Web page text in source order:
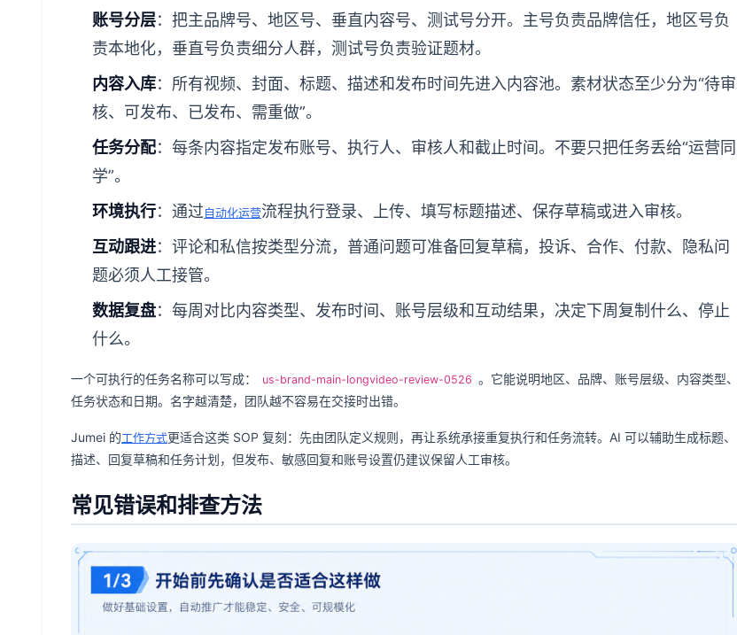
账号分层：把主品牌号、地区号、垂直内容号、测试号分开。主号负责品牌信任，地区号负
责本地化，垂直号负责细分人群，测试号负责验证题材。
内容入库：所有视频、封面、标题、描述和发布时间先进入内容池。素材状态至少分为“待审
核、可发布、已发布、需重做”。
任务分配：每条内容指定发布账号、执行人、审核人和截止时间。不要只把任务丢给“运营同
学”。
环境执行：通过自动化运营流程执行登录、上传、填写标题描述、保存草稿或进入审核。
互动跟进：评论和私信按类型分流，普通问题可准备回复草稿，投诉、合作、付款、隐私问
题必须人工接管。
数据复盘：每周对比内容类型、发布时间、账号层级和互动结果，决定下周复制什么、停止
什么。
一个可执行的任务名称可以写成： us-brand-main-longvideo-review-0526 。它能说明地区、品牌、账号层级、内容类型、
任务状态和日期。名字越清楚，团队越不容易在交接时出错。
Jumei 的工作方式更适合这类 SOP 复刻：先由团队定义规则，再让系统承接重复执行和任务流转。AI 可以辅助生成标题、
描述、回复草稿和任务计划，但发布、敏感回复和账号设置仍建议保留人工审核。
常见错误和排查方法